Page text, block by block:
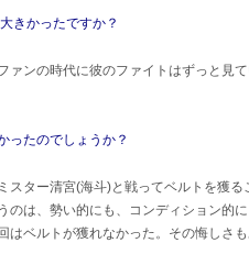
きかったですか？
ァンの時代に彼のファイトはずっと見
たのでしょうか？
スター清宮(海斗)と戦ってベルトを獲
のは、勢い的にも、コンディション的
はベルトが獲れなかった。その悔し